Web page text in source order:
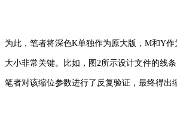
为此，笔者将深色K单独作为原大版，M和Y
大小非常关键。比如，图2所示设计文件的线
笔者对该缩位参数进行了反复验证，最终得出